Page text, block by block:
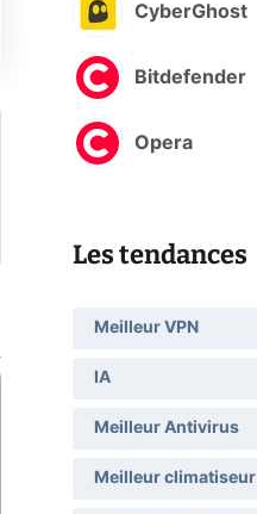
CyberGhost
Bitdefender
Opera
Les tendances
Meilleur VPN
IA
Meilleur Antivirus
Meilleur climatiseur